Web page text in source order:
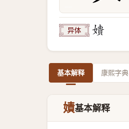
异体
基本解释 康熙字典
嫧基本解释